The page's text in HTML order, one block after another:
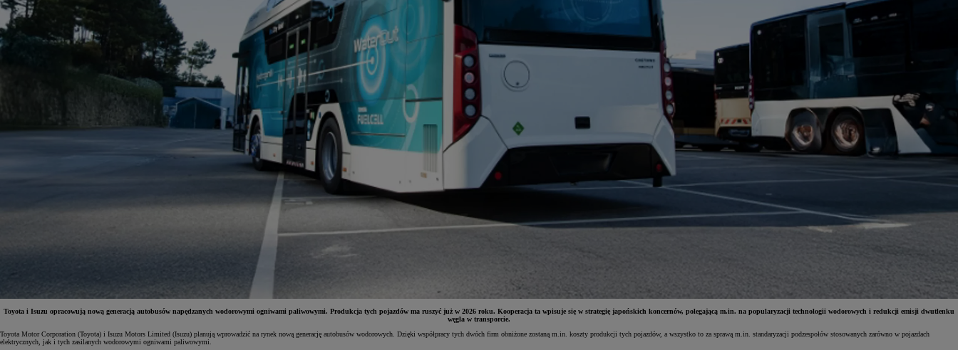
Od 81 900 zł
Toyota i Isuzu opracowują nową generacją autobusów napędzanych wodorowymi ogniwami paliwowymi. Produkcja tych pojazdów ma ruszyć już w 2026 roku. Kooperacja ta wpisuje się w strategię japońskich koncernów, polegającą m.in. na popularyzacji technologii wodorowych i redukcji emisji dwutlenku
węgla w transporcie.
Toyota Motor Corporation (Toyota) i Isuzu Motors Limited (Isuzu) planują wprowadzić na rynek nową generację autobusów wodorowych. Dzięki współpracy tych dwóch firm obniżone zostaną m.in. koszty produkcji tych pojazdów, a wszystko to za sprawą m.in. standaryzacji podzespołów stosowanych zarówno w pojazdach
elektrycznych, jak i tych zasilanych wodorowymi ogniwami paliwowymi.